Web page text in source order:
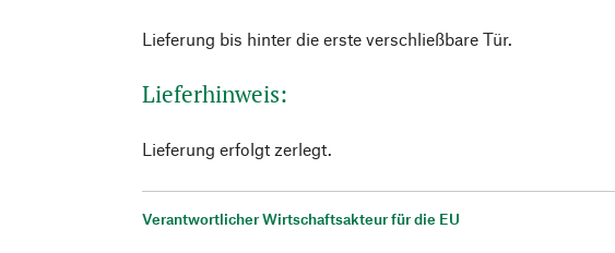
Lieferung bis hinter die erste verschließbare Tür.
Lieferhinweis:
Lieferung erfolgt zerlegt.
Verantwortlicher Wirtschaftsakteur für die EU